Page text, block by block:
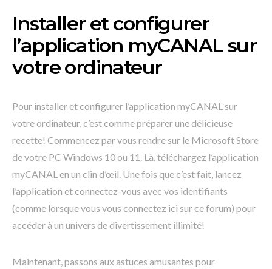
Installer et configurer
l’application myCANAL sur
votre ordinateur
Pour installer et configurer l’application myCANAL sur
votre ordinateur, c’est comme préparer une délicieuse
recette! Commencez par vous rendre sur le Microsoft Store
de votre PC Windows 10 ou 11. Là, téléchargez l’application
myCANAL en un clin d’œil. Une fois que c’est fait, lancez
l’application et connectez-vous avec vos identifiants
(comme lorsque vous vous connectez ici sur ce forum) pour
accéder à un univers de divertissement illimité!
Maintenant, passons aux astuces amusantes pour